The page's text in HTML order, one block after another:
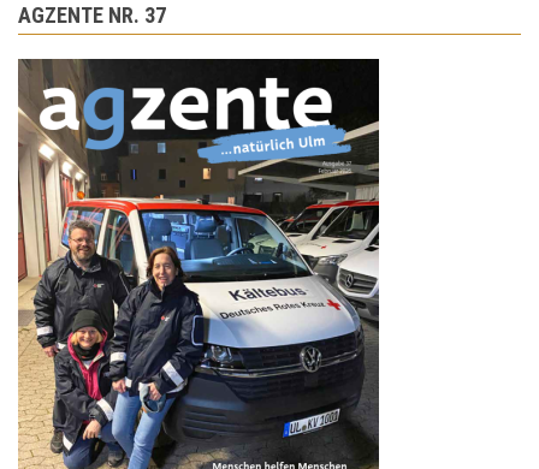
AGZENTE NR. 37